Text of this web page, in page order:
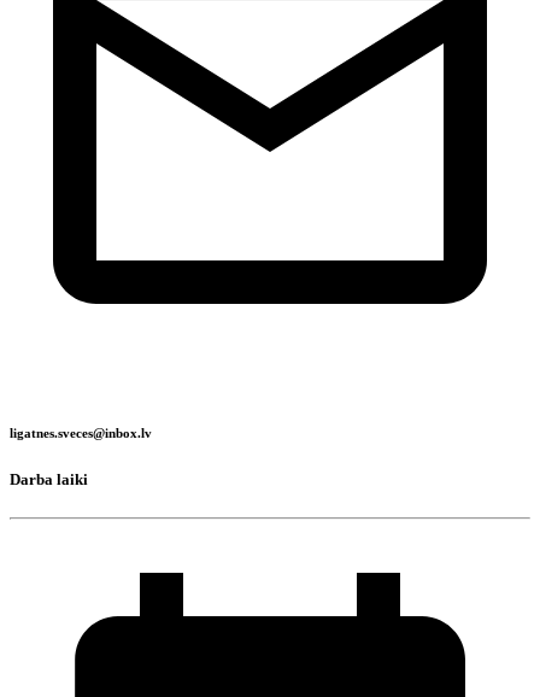
ligatnes.sveces@inbox.lv
Darba laiki